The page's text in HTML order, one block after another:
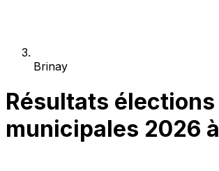
Brinay
Résultats élections
municipales 2026 à